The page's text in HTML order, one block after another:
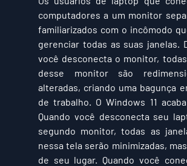
computadores a um monitor
familiarizados com o incômodo
gerenciar todas as suas janelas.
você desconecta o monitor,
desse monitor são
alteradas, criando uma bagunça
de trabalho. O Windows 11
Quando você desconecta seu
segundo monitor, todas as
nessa tela serão minimizadas,
de seu lugar. Quando você